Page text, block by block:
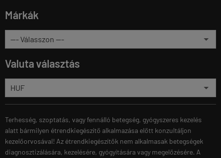
Márkák
Valuta választás
Terhesség, szoptatás, vagy fennálló betegség, gyógyszeres kezelés
alatt bármilyen étrendkiegészítő alkalmazása előtt konzultáljon
kezelőorvosával! Az étrendkiegészítők nem alkalmasak betegségek
diagnosztizálására, kezelésére, gyógyítására vagy megelőzésére. A